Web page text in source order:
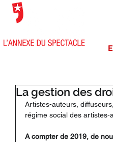
La gestion des
Artistes-auteurs,
régime social des artistes-
A compter de 2019, de